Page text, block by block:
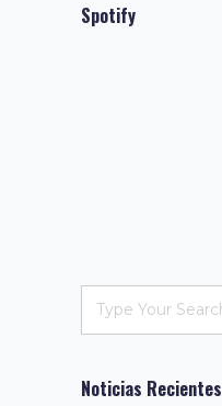
Spotify
Noticias Recientes